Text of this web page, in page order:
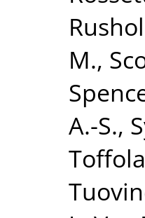
M.,
A.-S.,